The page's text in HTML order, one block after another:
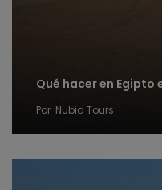
Qué hacer en Egipto
Por Nubia Tours